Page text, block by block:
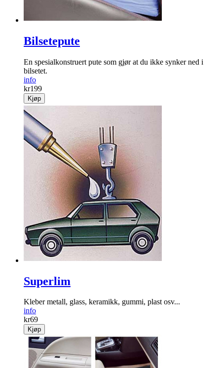
Bilsetepute
En spesialkonstruert pute som gjør at du ikke synker ned i
bilsetet.
info
kr199
Kjøp
Superlim
Kleber metall, glass, keramikk, gummi, plast osv...
info
kr69
Kjøp